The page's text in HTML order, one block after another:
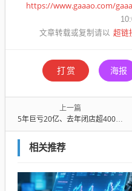
https://www.gaaao.com/
文章转载或复制请以 超链
打赏 海报
上一篇
5年巨亏20亿、去年闭店超400家，“胖东来”也救不了中百集团？
相关推荐